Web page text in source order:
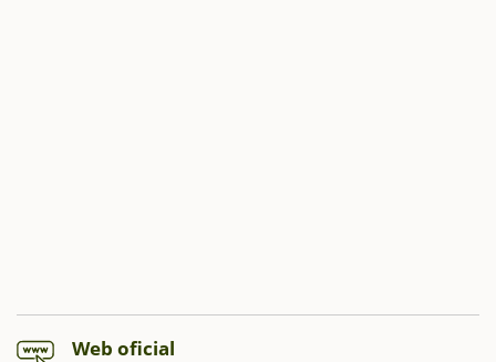
Web oficial